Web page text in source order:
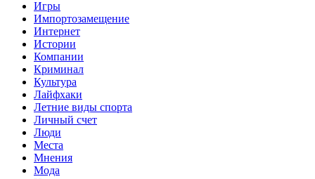
Игры
Импортозамещение
Интернет
Истории
Компании
Криминал
Культура
Лайфхаки
Летние виды спорта
Личный счет
Люди
Места
Мнения
Мода